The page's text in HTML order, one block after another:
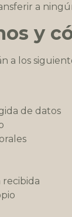
a
y
a los
de datos
recibida